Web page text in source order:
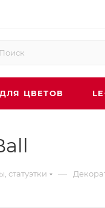
ЦВЕТОВ
статуэтки —